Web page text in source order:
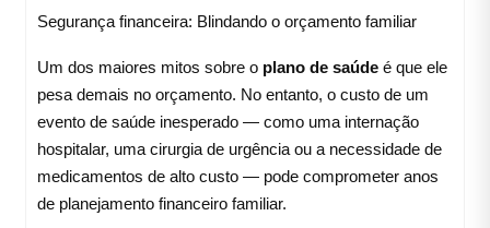
Segurança financeira: Blindando o orçamento familiar
Um dos maiores mitos sobre o plano de saúdeé que ele
pesa demais no orçamento. No entanto, o custo de um
evento de saúde inesperado — como uma internação
hospitalar, uma cirurgia de urgência ou a necessidade de
medicamentos de alto custo — pode comprometer anos
de planejamento financeiro familiar.